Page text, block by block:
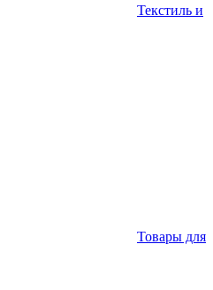
Текстиль и
Товары для